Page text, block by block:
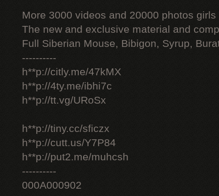
More 3000 videos and 20000 photos
The new and exclusive material and
Full Siberian Mouse, Bibigon, Syrup,
----------
h**p://citly.me/47kMX
h**p://4ty.me/ibhi7c
h**p://tt.vg/URoSx
h**p://tiny.cc/sficzx
h**p://cutt.us/Y7P84
h**p://put2.me/muhcsh
----------
000A000902